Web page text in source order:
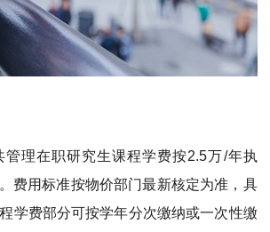
在职研究生课程学费按2.5万/年执
费用标准按物价部门最新核定为准，具
学费部分可按学年分次缴纳或一次性缴